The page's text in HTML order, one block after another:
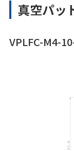
真空パッ
VPLFC-M4-